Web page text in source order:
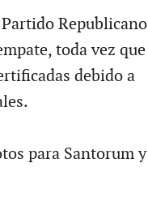
Republicano
toda vez que
debido a
para Santorum y